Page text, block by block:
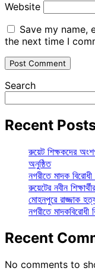
Website
Save my name,
the next time I
Search
Recent
রুয়েট শিক্ষকদের
অনুষ্ঠিত
নগরীতে মাদক
রুয়েটের নবীন
মোহনপুরে রাজ্জাক
নগরীতে মাদকবিরোধী
Recent
No comments to